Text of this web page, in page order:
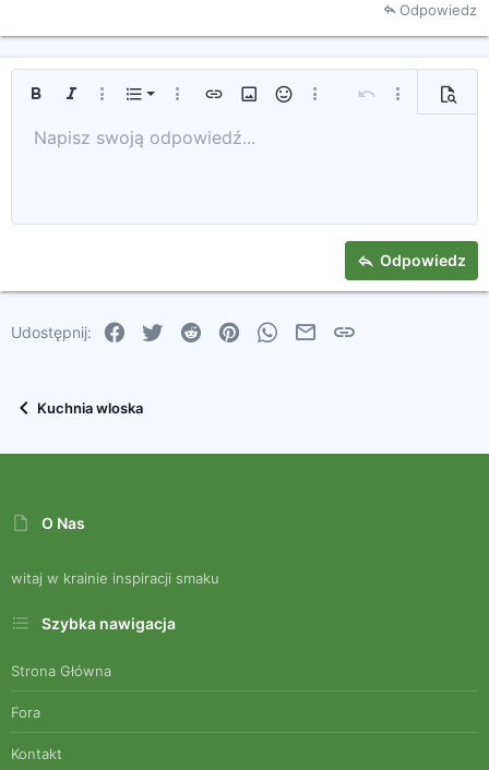
Odpowiedz
Pogrubienie
KursywaWięcej opcji...
Lista
Uporządkowana lista
Nieuporządkowana lista
Więcej opcji...
Wprowadź link
Wprowadź obrazek
UśmieszkiWięcej opcji...
CofnijWięcej opcji...
Rozmiar czcionki
9
26
Kolor tekstu
Rodzaj czcionki
Arial
Trebuchet MS
Przekreślenie
Podkreślenie
Kod wewnętrzny
Spoiler wewnątrz tekstu
WyrównanieTekst od lewej
Format tekstuStandardowy
Nagłówek 2
CytatMediaWprowadź tabelę
Linia pozioma
SpoilerKod
PonówPrzełącz BB Code
Usuwanie formatowania
Szkice Zapisz szkic
Napisz swoją odpowiedź...
Odpowiedz
Udostępnij: Facebook
Twitter Reddit PinterestWhatsApp
Email
Kuchnia wloska
O Nas
witaj w krainie inspiracji smaku
Szybka nawigacja
Strona Główna
Fora
Kontakt